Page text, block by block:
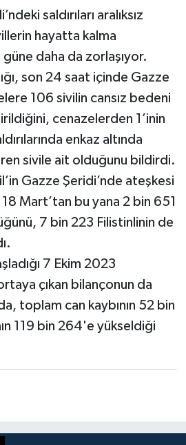
saldırıları aralıksız
hayatta kalma
daha da zorlaşıyor.
son 24 saat içinde Gazze
106 sivilin cansız bedeni
cenazelerden 1’inin
enkaz altında
sivile ait olduğunu bildirdi.
Gazze Şeridi’nde ateşkesi
Mart’tan bu yana 2 bin 651
7 bin 223 Filistinlinin de
7 Ekim 2023
çıkan bilançonun da
toplam can kaybının 52 bin
119 bin 264'e yükseldiği